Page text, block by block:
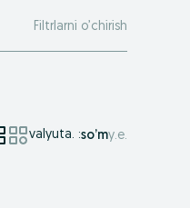
Filtrlarni o’chirish
valyuta. :so’mу.е.